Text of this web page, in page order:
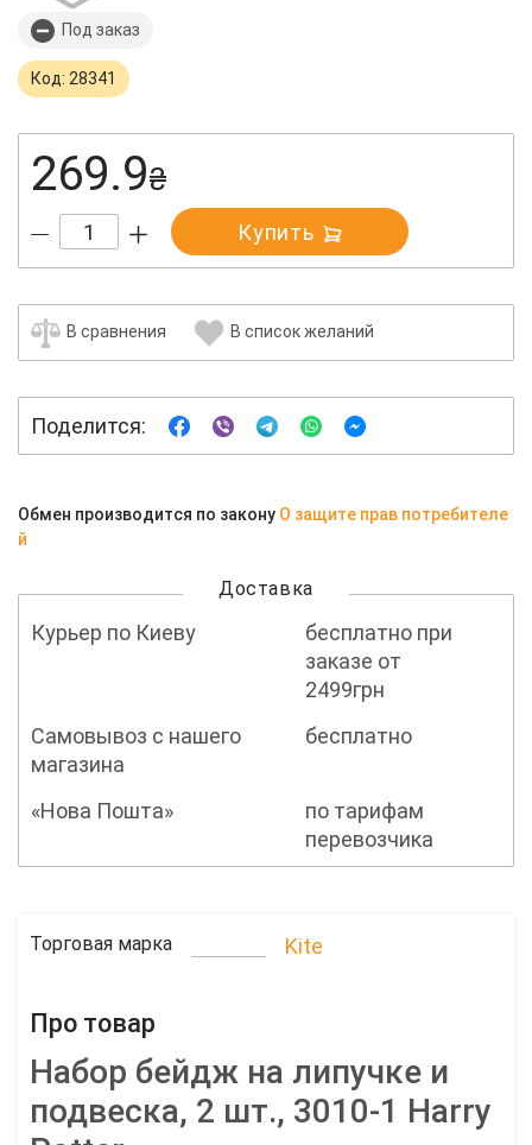
Под заказ
Код: 28341
269.9₴
Купить
В сравнения В список желаний
Поделится:
Обмен производится по закону О защите прав потребителе
й
Доставка
Курьер по Киеву
бесплатно при
заказе от
2499грн
Самовывоз с нашего
магазина
бесплатно
«Нова Пошта»
по тарифам
перевозчика
Торговая марка Kite
Про товар
Набор бейдж на липучке и
подвеска, 2 шт., 3010-1 Harry